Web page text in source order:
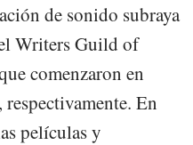
de sonido subraya
Writers Guild of
comenzaron en
En
películas y